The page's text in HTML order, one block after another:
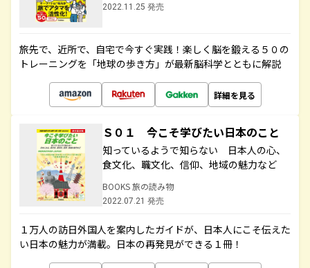
2022.11.25 発売
旅先で、近所で、自宅で今すぐ実践！楽しく脳を鍛える５０の
トレーニングを「地球の歩き方」が最新脳科学とともに解説
詳細を見る
Ｓ０１ 今こそ学びたい日本のこと
知っているようで知らない 日本人の心、
食文化、職文化、信仰、地域の魅力など
BOOKS 旅の読み物
2022.07.21 発売
１万人の訪日外国人を案内したガイドが、日本人にこそ伝えた
い日本の魅力が満載。日本の再発見ができる１冊！